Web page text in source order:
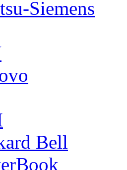
Siemens
Bell